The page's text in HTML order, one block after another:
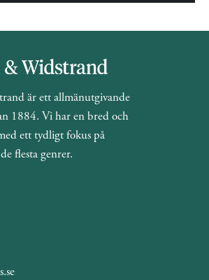
är ett allmänutgivande
1884. Vi har en bred och
ett tydligt fokus på
flesta genrer.